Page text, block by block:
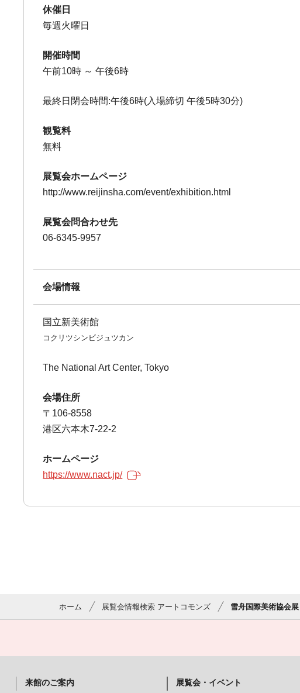
休催日
毎週火曜日
開催時間
午前10時 ～ 午後6時
最終日閉会時間:午後6時(入場締切 午後5時30分)
観覧料
無料
展覧会ホームページ
http://www.reijinsha.com/event/exhibition.html
展覧会問合わせ先
06-6345-9957
会場情報
国立新美術館
コクリツシンビジュツカン
The National Art Center, Tokyo
会場住所
〒106-8558
港区六本木7-22-2
ホームページ
https://www.nact.jp/
ホーム 展覧会情報検索 アートコモンズ 雪舟国際美術協会展
来館のご案内 展覧会・イベント